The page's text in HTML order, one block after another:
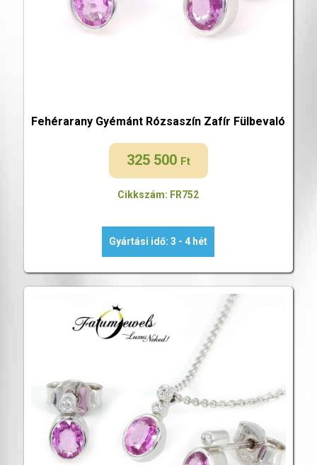
Fehérarany Gyémánt Rózsaszín Zafír Fülbevaló
325 500 Ft
Cikkszám: FR752
Gyártási idő: 3 - 4 hét